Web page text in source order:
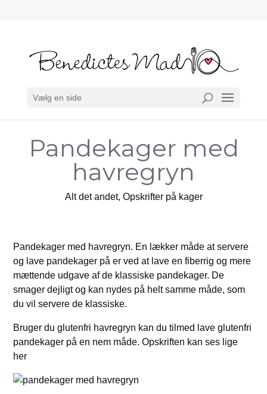
Vælg en side
Pandekager med
havregryn
Alt det andet, Opskrifter på kager
Pandekager med havregryn. En lækker måde at servere
og lave pandekager på er ved at lave en fiberrig og mere
mættende udgave af de klassiske pandekager. De
smager dejligt og kan nydes på helt samme måde, som
du vil servere de klassiske.
Bruger du glutenfri havregryn kan du tilmed lave glutenfri
pandekager på en nem måde. Opskriften kan ses lige
her